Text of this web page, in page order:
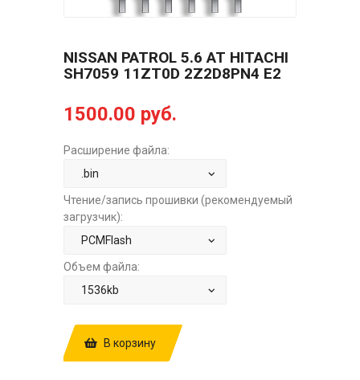
NISSAN PATROL 5.6 AT HITACHI
SH7059 11ZT0D 2Z2D8PN4 E2
1500.00 руб.
Расширение файла:
Чтение/запись прошивки (рекомендуемый
загрузчик):
Объем файла:
В корзину